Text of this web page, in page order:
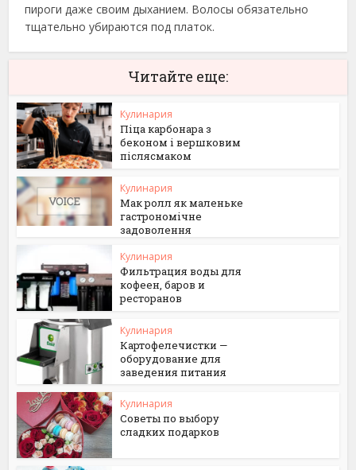
пироги даже своим дыханием. Волосы обязательно
тщательно убираются под платок.
Читайте еще:
Кулинария
Піца карбонара з
беконом і вершковим
післясмаком
Кулинария
Мак ролл як маленьке
гастрономічне
задоволення
Кулинария
Фильтрация воды для
кофеен, баров и
ресторанов
Кулинария
Картофелечистки —
оборудование для
заведения питания
Кулинария
Советы по выбору
сладких подарков